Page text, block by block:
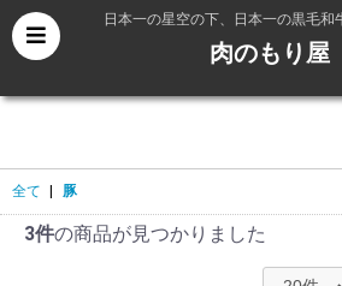
日本一の星空の下、日本一の黒毛和
肉のもり屋
全て 豚
3件の商品が見つかりました